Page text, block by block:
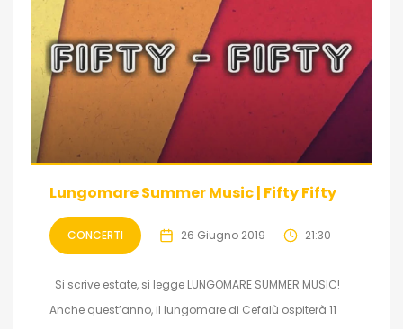
Lungomare Summer Music | Fifty Fifty
CONCERTI 26 Giugno 2019 21:30
Si scrive estate, si legge LUNGOMARE SUMMER MUSIC!
Anche quest’anno, il lungomare di Cefalù ospiterà 11